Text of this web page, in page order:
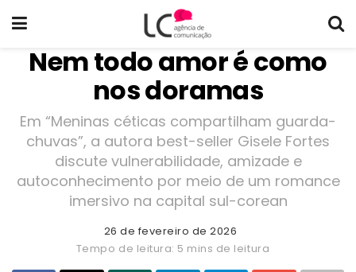
Nem todo amor é como
nos doramas
Em “Meninas céticas compartilham guarda-
chuvas”, a autora best-seller Gisele Fortes
discute vulnerabilidade, amizade e
autoconhecimento por meio de um romance
imersivo na capital sul-corean
26 de fevereiro de 2026
Tempo de leitura: 5 mins de leitura